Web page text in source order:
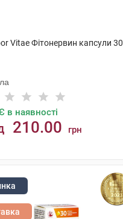
Vitae Фітонервин капсули 30
в наявності
210.00 грн